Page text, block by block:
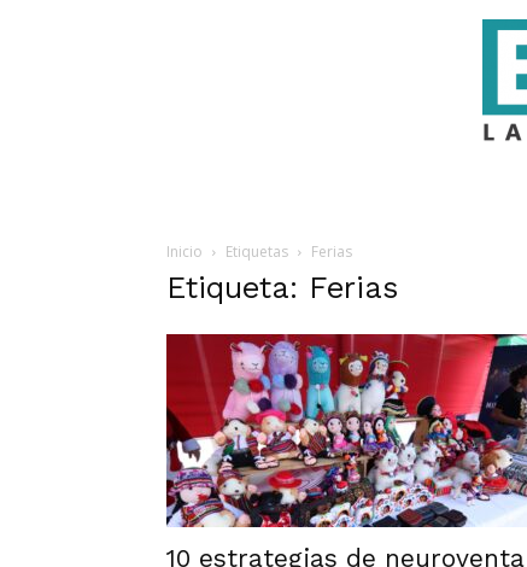
Inicio
Etiquetas Ferias
Etiqueta: Ferias
10 estrategias de neuroventa